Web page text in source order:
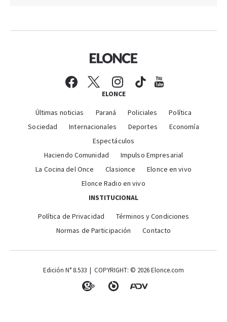
ELONCE
Últimas noticias Paraná Policiales
Política
Sociedad
Internacionales Deportes
Economía
Espectáculos
Haciendo Comunidad
Impulso Empresarial
La Cocina del Once
Clasionce
Elonce en vivo
Elonce Radio en vivo
INSTITUCIONAL
Política de Privacidad
Términos y Condiciones
Normas de Participación
Contacto
Edición N° 8.533 | COPYRIGHT: © 2026 Elonce.com